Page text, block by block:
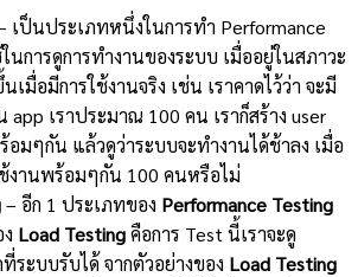
เป็นประเภทหนึ่งในการทำ Performance
นการดูการทำงานของระบบ เมื่ออยู่ในสภาวะ
นเมื่อมีการใช้งานจริง เช่น เราคาดไว้ว่า จะมี
app เราประมาณ 100 คน เราก็สร้าง user
อมๆกัน แล้วดูว่าระบบจะทำงานได้ช้าลง เมื่อ
งานพร้อมๆกัน 100 คนหรือไม่
– อีก 1 ประเภทของ Performance Testing
Load Testingคือการ Test นี้เราจะดู
ระบบรับได้ จากตัวอย่างของ Load Testing